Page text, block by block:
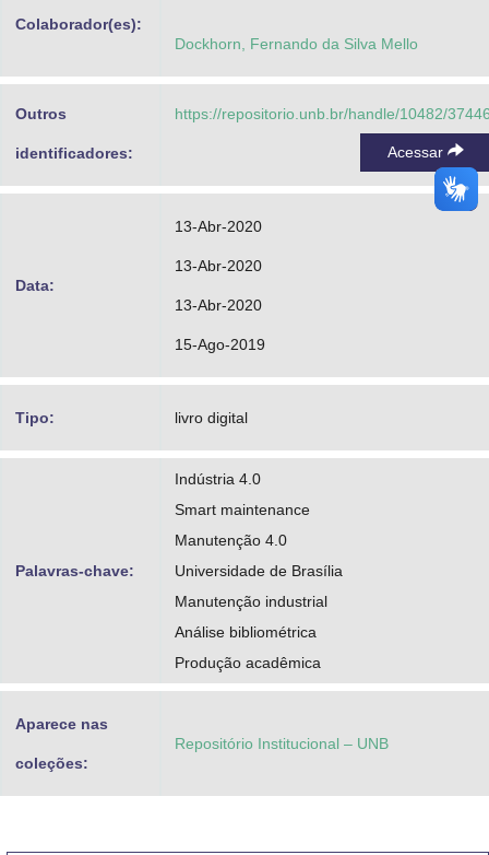
Colaborador(es):
Dockhorn, Fernando da Silva Mello
Outros
identificadores:
https://repositorio.unb.br/handle/10482/
Acessar
Data:
13-Abr-2020
13-Abr-2020
13-Abr-2020
15-Ago-2019
Tipo: livro digital
Palavras-chave:
Indústria 4.0
Smart maintenance
Manutenção 4.0
Universidade de Brasília
Manutenção industrial
Análise bibliométrica
Produção acadêmica
Aparece nas
coleções:
Repositório Institucional – UNB